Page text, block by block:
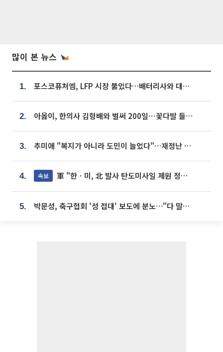
많이 본 뉴스
1. 포스코퓨처엠, LFP 시장 뚫었다…배터리사와 대규모 장기 공급 합의
2. 아옳이, 한의사 김형배와 벌써 200일⋯꽃다발 들고 "프러포즈 아냐"
3. 추미애 "복지가 아니라 도민이 늘었다"…재정난 책임론 정면돌파
4. 속보 軍 "한ㆍ미, 北 발사 탄도미사일 제원 정밀분석 중"
5. 박문성, 축구협회 '성 접대' 보도에 분노…"다 말아먹으려고 작정했나"